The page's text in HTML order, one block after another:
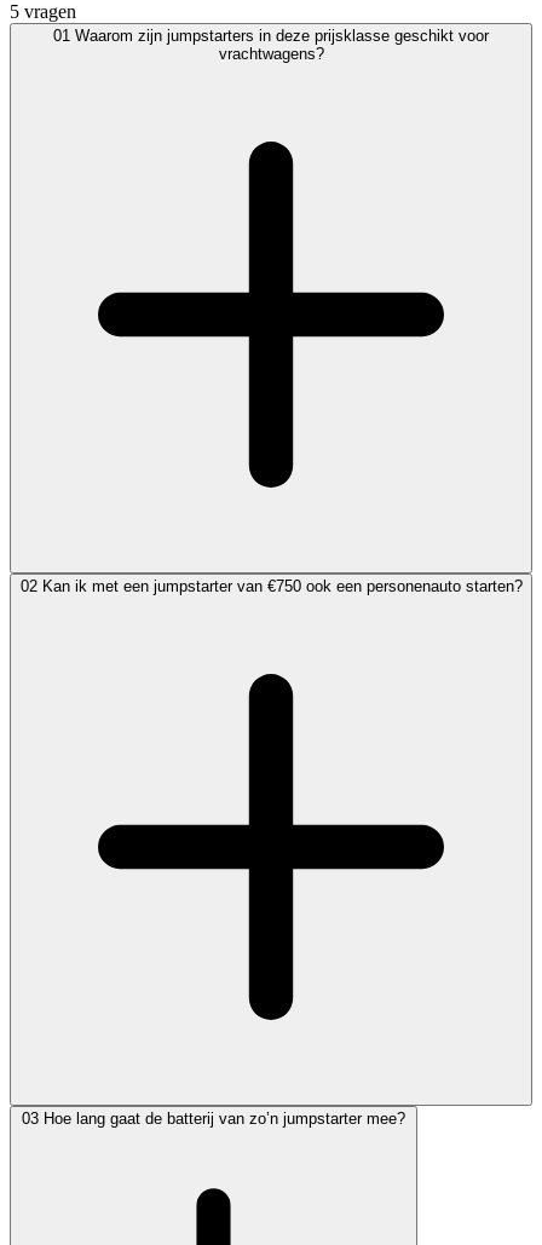
5 vragen
01 Waarom zijn jumpstarters in deze prijsklasse geschikt voor
vrachtwagens?
02 Kan ik met een jumpstarter van €750 ook een personenauto starten?
03 Hoe lang gaat de batterij van zo’n jumpstarter mee?